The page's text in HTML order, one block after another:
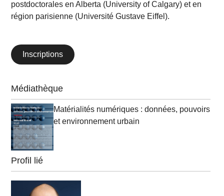
postdoctorales en Alberta (University of Calgary) et en
région parisienne (Université Gustave Eiffel).
Inscriptions
Médiathèque
Matérialités numériques : données, pouvoirs
et environnement urbain
Profil lié